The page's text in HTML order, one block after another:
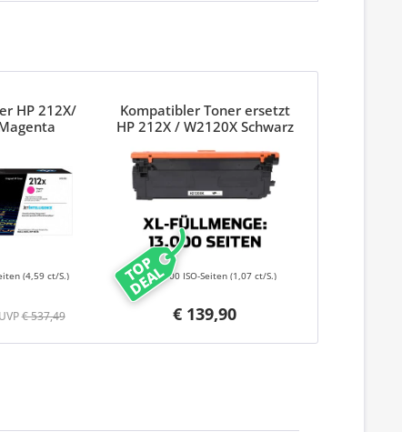
HP 212X/
UVP€ 537,49
(4,59 ct/S.) TOP
DEAL
Kompatibler Toner ersetzt
HP 212X / W2120X Schwarz
€ 139,90
13000 ISO-Seiten (1,07 ct/S.)